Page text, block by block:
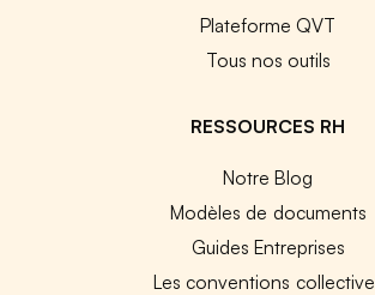
Plateforme QVT
Tous nos outils
RESSOURCES RH
Notre Blog
Modèles de documents
Guides Entreprises
Les conventions